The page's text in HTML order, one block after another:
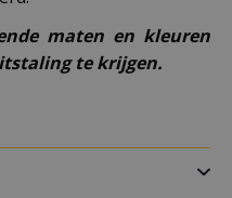
maten en kleuren
te krijgen.